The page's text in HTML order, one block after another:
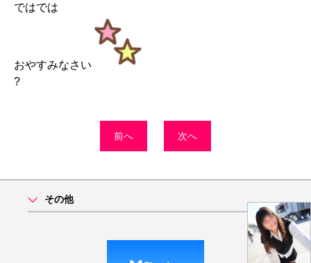
ではでは
おやすみなさい
?
前へ 次へ
その他